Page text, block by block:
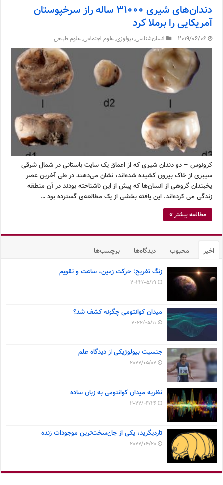
دندان‌های شیری ۳۱۰۰۰ ساله راز سرخپوستان
آمریکایی را برملا کرد
2019/06/06 انسان‌شناسی,بیولوژی,علوم اجتماعی,علوم طبیعی
کرونوس – دو دندان شیری که از اعماق یک سایت باستانی در شمال شرقی
سیبری از خاک بیرون کشیده شده‌اند، نشان می‌دهند در طی آخرین عصر
یخبندان گروهی از انسان‌ها که پیش از این ناشناخته بودند در آن منطقه
زندگی می کرده‌اند. این یافته بخشی از یک مطالعه‌ی گسترده بود …
مطالعه بیشتر »
اخیر محبوب دیدگاه‌ها برچسب‌ها
زنگ تفریح: حرکت زمین، ساعت و تقویم
2022/05/19
میدان کوانتومی چگونه کشف شد؟
2022/05/11
جنسیت بیولوژیکی از دیدگاه علم
2022/05/02
نظریه میدان کوانتومی به زبان ساده
2022/04/26
تاردیگرید، یکی از جان‌سخت‌ترین موجودات زنده
2022/04/20